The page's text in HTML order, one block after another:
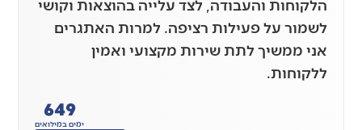
הלקוחות והעבודה, לצד עלייה בהוצאות וקושי
לשמור על פעילות רציפה. למרות האתגרים
אני ממשיך לתת שירות מקצועי ואמין
ללקוחות.
ימים במילואים
649